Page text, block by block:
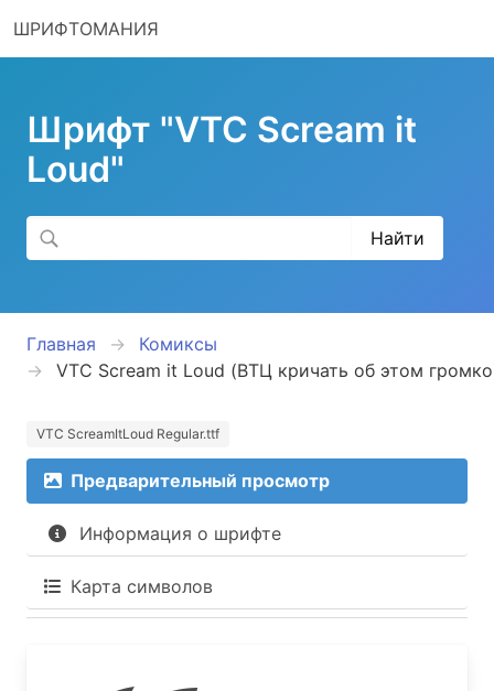
ШРИФТОМАНИЯ
Шрифт "VTC Scream it
Loud"
Главная
Комиксы
VTC Scream it Loud (ВТЦ кричать об этом
VTC ScreamItLoud Regular.ttf
Предварительный просмотр
Информация о шрифте
Карта символов